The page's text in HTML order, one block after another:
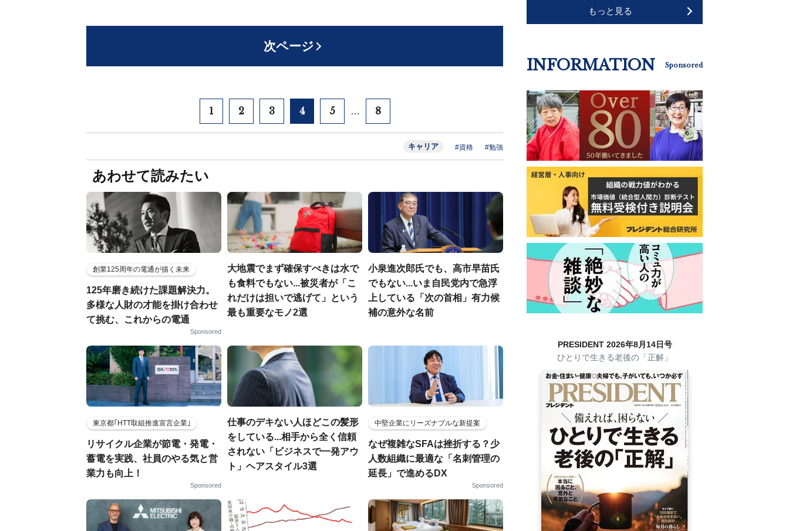
次ページ
1 2 3 4 5 … 8
キャリア #資格 #勉強
あわせて読みたい
創業125周年の電通が描く未来
125年磨き続けた課題解決力。
多様な人財の才能を掛け合わせ
て挑む、これからの電通
Sponsored
大地震でまず確保すべきは水で
も食料でもない...被災者が「こ
れだけは担いで逃げて」という
最も重要なモノ2選
小泉進次郎氏でも、高市早苗氏
でもない...いま自民党内で急浮
上している「次の首相」有力候
補の意外な名前
東京都｢HTT取組推進宣言企業｣
リサイクル企業が節電・発電・
蓄電を実践、社員のやる気と営
業力も向上！
Sponsored
仕事のデキない人ほどこの髪形
をしている...相手から全く信頼
されない「ビジネスで一発アウ
ト」ヘアスタイル3選
中堅企業にリーズナブルな新提案
なぜ複雑なSFAは挫折する？少
人数組織に最適な「名刺管理の
延長」で進めるDX
Sponsored
もっと見る
INFORMATION Sponsored
PRESIDENT 2026年8月14日号
ひとりで生きる老後の「正解」